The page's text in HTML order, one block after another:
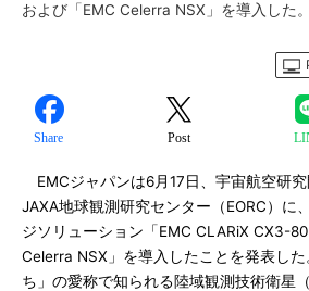
および「EMC Celerra NSX」を導入した。
Share Post
EMCジャパンは6月17日、宇宙航空研
JAXA地球観測研究センター（EORC）に
ジソリューション「EMC CLARiX CX3-
Celerra NSX」を導入したことを発表し
ち」の愛称で知られる陸域観測技術衛星